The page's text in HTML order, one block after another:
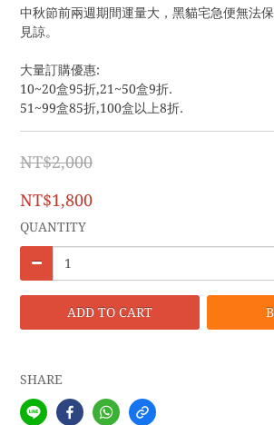
中秋節前兩週期間運量大，黑貓宅急便無法
見諒。
大量訂購優惠:
10~20盒95折,21~50盒9折.
51~99盒85折,100盒以上8折.
NT$2,000
NT$1,800
QUANTITY
ADD TO CART
SHARE